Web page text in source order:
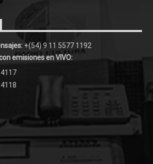
+(54) 9 11 5577 1192
emisiones en VIVO: